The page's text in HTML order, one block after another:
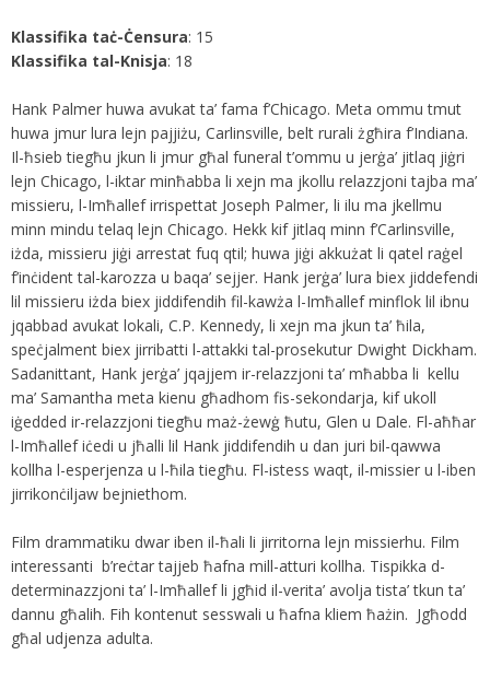
Klassifika taċ-Ċensura: 15
Klassifika tal-Knisja: 18
Hank Palmer huwa avukat ta’ fama f’Chicago. Meta ommu tmut
huwa jmur lura lejn pajjiżu, Carlinsville, belt rurali żgħira f’Indiana.
Il-ħsieb tiegħu jkun li jmur għal funeral t’ommu u jerġa’ jitlaq jiġri
lejn Chicago, l-iktar minħabba li xejn ma jkollu relazzjoni tajba ma’
missieru, l-Imħallef irrispettat Joseph Palmer, li ilu ma jkellmu
minn mindu telaq lejn Chicago. Hekk kif jitlaq minn f’Carlinsville,
iżda, missieru jiġi arrestat fuq qtil; huwa jiġi akkużat li qatel raġel
f’inċident tal-karozza u baqa’ sejjer. Hank jerġa’ lura biex jiddefendi
lil missieru iżda biex jiddifendih fil-kawża l-Imħallef minflok lil ibnu
jqabbad avukat lokali, C.P. Kennedy, li xejn ma jkun ta’ ħila,
speċjalment biex jirribatti l-attakki tal-prosekutur Dwight Dickham.
Sadanittant, Hank jerġa’ jqajjem ir-relazzjoni ta’ mħabba li kellu
ma’ Samantha meta kienu għadhom fis-sekondarja, kif ukoll
iġedded ir-relazzjoni tiegħu maż-żewġ ħutu, Glen u Dale. Fl-aħħar
l-Imħallef iċedi u jħalli lil Hank jiddifendih u dan juri bil-qawwa
kollha l-esperjenza u l-ħila tiegħu. Fl-istess waqt, il-missier u l-iben
jirrikonċiljaw bejniethom.
Film drammatiku dwar iben il-ħali li jirritorna lejn missierhu. Film
interessanti b’reċtar tajjeb ħafna mill-atturi kollha. Tispikka d-
determinazzjoni ta’ l-Imħallef li jgħid il-verita’ avolja tista’ tkun ta’
dannu għalih. Fih kontenut sesswali u ħafna kliem ħażin. Jgħodd
għal udjenza adulta.